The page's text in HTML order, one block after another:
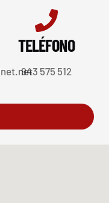
TELÉFONO
943 575 512